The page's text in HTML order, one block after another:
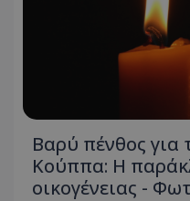
Βαρύ πένθος για
Κούππα: Η
οικογένειας -